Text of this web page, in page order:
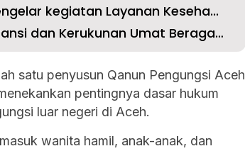
kegiatan Layanan Keseha...
FKUB Lokomotif Menjaga Toleransi dan Kerukunan Umat Beragama
satu penyusun Qanun Pengungsi Aceh
pentingnya dasar hukum
luar negeri di Aceh.
wanita hamil, anak-anak, dan